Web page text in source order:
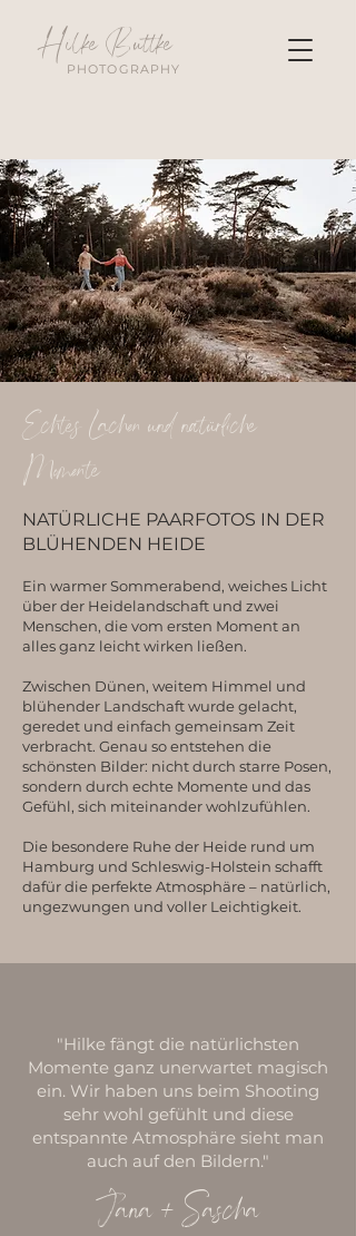
Hilke Buttke
PHOTOGRAPHY
Echtes Lachen und natürliche
Momente
NATÜRLICHE PAARFOTOS IN DER
BLÜHENDEN HEIDE
Ein warmer Sommerabend, weiches Licht
über der Heidelandschaft und zwei
Menschen, die vom ersten Moment an
alles ganz leicht wirken ließen.
Zwischen Dünen, weitem Himmel und
blühender Landschaft wurde gelacht,
geredet und einfach gemeinsam Zeit
verbracht. Genau so entstehen die
schönsten Bilder: nicht durch starre Posen,
sondern durch echte Momente und das
Gefühl, sich miteinander wohlzufühlen.
Die besondere Ruhe der Heide rund um
Hamburg und Schleswig-Holstein schafft
dafür die perfekte Atmosphäre – natürlich,
ungezwungen und voller Leichtigkeit.
"Hilke fängt die natürlichsten
Momente ganz unerwartet magisch
ein. Wir haben uns beim Shooting
sehr wohl gefühlt und diese
entspannte Atmosphäre sieht man
auch auf den Bildern."
Jana + Sascha